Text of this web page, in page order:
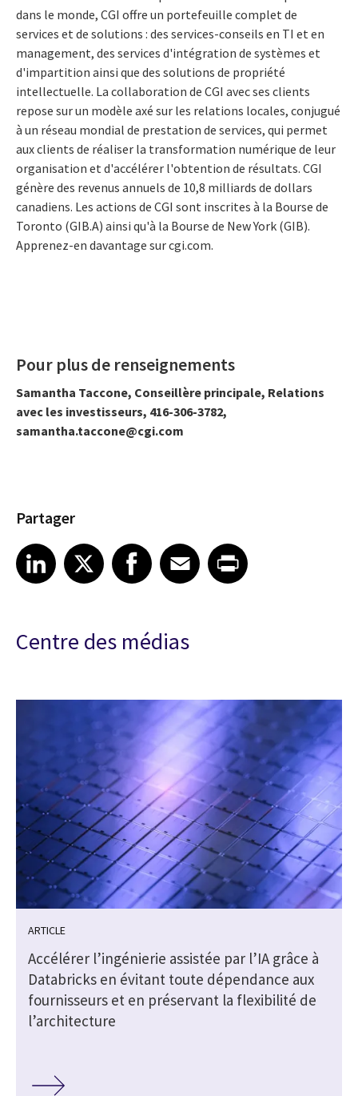
dans le monde, CGI offre un portefeuille complet de
services et de solutions : des services-conseils en TI et en
management, des services d'intégration de systèmes et
d'impartition ainsi que des solutions de propriété
intellectuelle. La collaboration de CGI avec ses clients
repose sur un modèle axé sur les relations locales, conjugué
à un réseau mondial de prestation de services, qui permet
aux clients de réaliser la transformation numérique de leur
organisation et d'accélérer l'obtention de résultats. CGI
génère des revenus annuels de 10,8 milliards de dollars
canadiens. Les actions de CGI sont inscrites à la Bourse de
Toronto (GIB.A) ainsi qu'à la Bourse de New York (GIB).
Apprenez-en davantage sur cgi.com.
Pour plus de renseignements
Samantha Taccone, Conseillère principale, Relations
avec les investisseurs, 416-306-3782,
samantha.taccone@cgi.com
Partager
Share article on LinkedIn
LinkedIn
Share article on XShare article on Facebook
Facebook
Share article on Email
EmailShare article on Print
Centre des médias
ARTICLE
Accélérer l’ingénierie assistée par l’IA grâce à
Databricks en évitant toute dépendance aux
fournisseurs et en préservant la flexibilité de
l’architecture